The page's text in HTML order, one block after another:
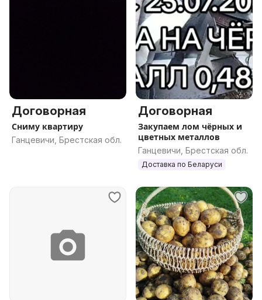
Договорная
Сниму квартиру
Ганцевичи, Брестская обл.
Договорная
Закупаем лом чёрных и
цветных металлов
Ганцевичи, Брестская обл.
Доставка по Беларуси